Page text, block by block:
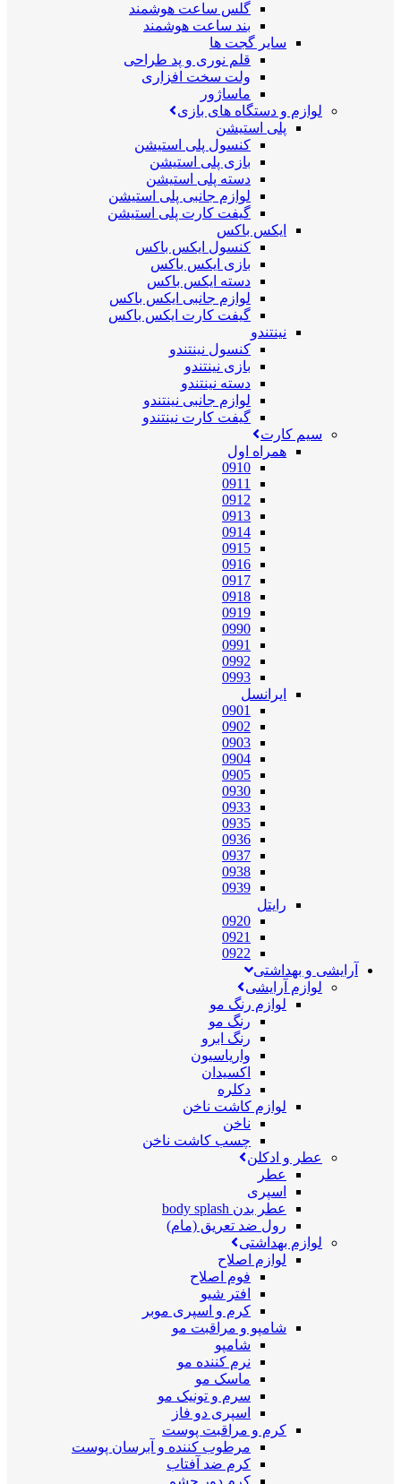
گلس ساعت هوشمند
بند ساعت هوشمند
سایر گجت ها
قلم نوری و پد طراحی
ولت سخت افزاری
ماساژور
لوازم و دستگاه های بازی
پلی استیشن
کنسول پلی استیشن
بازی پلی استیشن
دسته پلی استیشن
لوازم جانبی پلی استیشن
گیفت کارت پلی استیشن
ایکس باکس
کنسول ایکس باکس
بازی ایکس باکس
دسته ایکس باکس
لوازم جانبی ایکس باکس
گیفت کارت ایکس باکس
نینتندو
کنسول نینتندو
بازی نینتندو
دسته نینتندو
لوازم جانبی نینتندو
گیفت کارت نینتندو
سیم کارت
همراه اول
0910
0911
0912
0913
0914
0915
0916
0917
0918
0919
0990
0991
0992
0993
ایرانسل
0901
0902
0903
0904
0905
0930
0933
0935
0936
0937
0938
0939
رایتل
0920
0921
0922
آرایشی و بهداشتی
لوازم آرایشی
لوازم رنگ مو
رنگ مو
رنگ ابرو
واریاسیون
اکسیدان
دکلره
لوازم کاشت ناخن
ناخن
چسب کاشت ناخن
عطر و ادکلن
عطر
اسپری
عطر بدن body splash
رول ضد تعریق (مام)
لوازم بهداشتی
لوازم اصلاح
فوم اصلاح
افتر شیو
کرم و اسپری موبر
شامپو و مراقبت مو
شامپو
نرم کننده مو
ماسک مو
سرم و تونیک مو
اسپری دو فاز
کرم و مراقبت پوست
مرطوب کننده و آبرسان پوست
کرم ضد آفتاب